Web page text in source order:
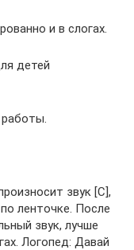
и в слогах.
детей
звук [С],
ленточке. После
звук, лучше
Логопед: Давай